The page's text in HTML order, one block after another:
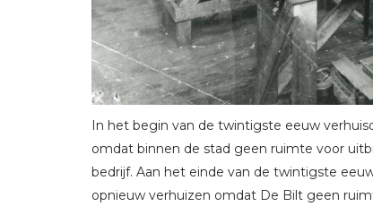
In het begin van de twintigste eeuw
omdat binnen de stad geen ruimte voor
bedrijf. Aan het einde van de twintigste
opnieuw verhuizen omdat De Bilt geen